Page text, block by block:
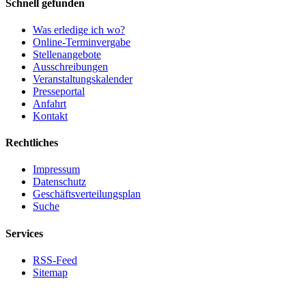
Schnell gefunden
Was erledige ich wo?
Online-Terminvergabe
Stellenangebote
Ausschreibungen
Veranstaltungskalender
Presseportal
Anfahrt
Kontakt
Rechtliches
Impressum
Datenschutz
Geschäftsverteilungsplan
Suche
Services
RSS-Feed
Sitemap